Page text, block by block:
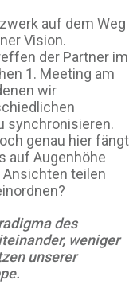
auf dem Weg
Vision.
der Partner im
1. Meeting am
wir
synchronisieren.
genau hier fängt
auf Augenhöhe
Ansichten teilen
des
weniger
unserer